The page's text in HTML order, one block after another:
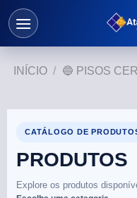
INÍCIO / 🔵 PISOS
CATÁLOGO DE
PRODUTOS
Explore os produtos